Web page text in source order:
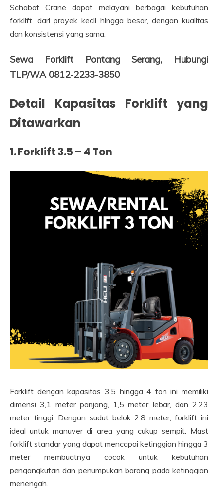
Sahabat Crane dapat melayani berbagai kebutuhan
forklift, dari proyek kecil hingga besar, dengan kualitas
dan konsistensi yang sama.
Sewa Forklift Pontang Serang, Hubungi
TLP/WA 0812-2233-3850
Detail Kapasitas Forklift yang
Ditawarkan
1. Forklift 3.5 – 4 Ton
Forklift dengan kapasitas 3,5 hingga 4 ton ini memiliki
dimensi 3,1 meter panjang, 1,5 meter lebar, dan 2,23
meter tinggi. Dengan sudut belok 2,8 meter, forklift ini
ideal untuk manuver di area yang cukup sempit. Mast
forklift standar yang dapat mencapai ketinggian hingga 3
meter membuatnya cocok untuk kebutuhan
pengangkutan dan penumpukan barang pada ketinggian
menengah.